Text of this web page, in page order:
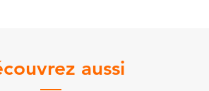
aussi